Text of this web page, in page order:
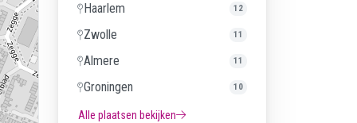
Haarlem 12
Zwolle 11
Almere 11
Groningen 10
Alle plaatsen bekijken